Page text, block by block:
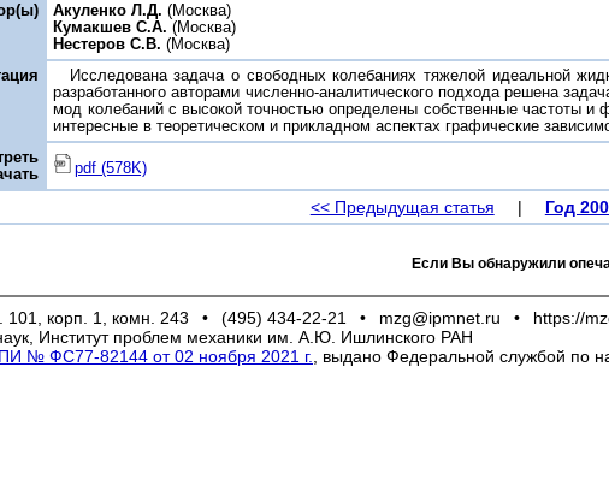
Акуленко Л.Д. (Москва)
Кумакшев С.А. (Москва)
Нестеров С.В. (Москва)
Исследована задача о свободных колебаниях тяжелой идеальной
разработанного авторами численно-аналитического подхода решена
мод колебаний с высокой точностью определены собственные частоты
интересные в теоретическом и прикладном аспектах графические
pdf (578K)
<< Предыдущая статья | Год
Если Вы обнаружили
101, корп. 1, комн. 243 • (495) 434-22-21 • mzg@ipmnet.ru •
https://
Институт проблем механики им. А.Ю. Ишлинского РАН
ПИ № ФС77-82144 от 02 ноября 2021 г.
, выдано Федеральной службой по